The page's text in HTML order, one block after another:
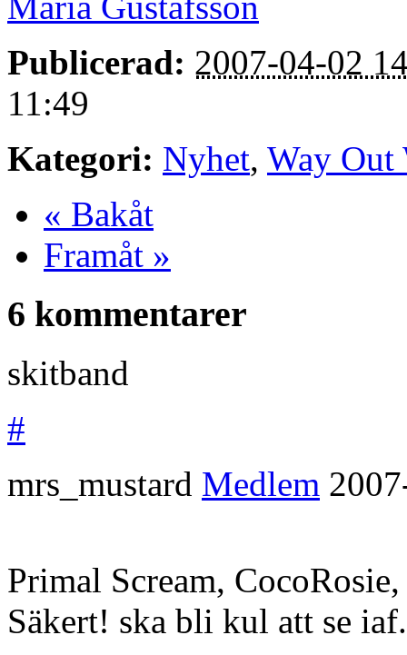
Publicerad: 2007-04-02
11:49
Kategori: Nyhet, Way Out
« Bakåt
Framåt »
6 kommentarer
skitband
#
mrs_mustard Medlem
Primal Scream,
Säkert! ska bli kul att se iaf.